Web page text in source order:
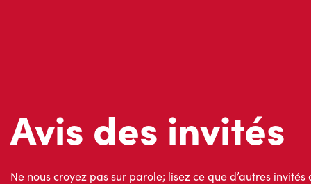
Avis des invités
Ne nous croyez pas sur parole; lisez ce que d’autres